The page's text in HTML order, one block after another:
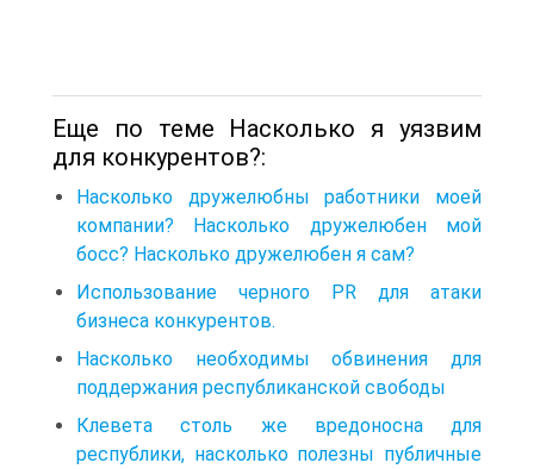
Еще по теме Насколько я уязвим
для конкурентов?:
Насколько дружелюбны работники моей
компании? Насколько дружелюбен мой
босс? Насколько дружелюбен я сам?
Использование черного PR для атаки
бизнеса конкурентов.
Насколько необходимы обвинения для
поддержания республиканской свободы
Клевета столь же вредоносна для
республики, насколько полезны публичные